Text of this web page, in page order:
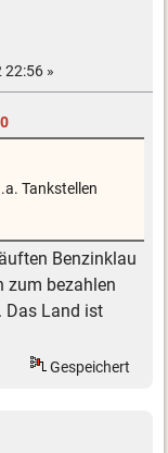
»
Tankstellen
Benzinklau
zum bezahlen
Das Land ist
Gespeichert